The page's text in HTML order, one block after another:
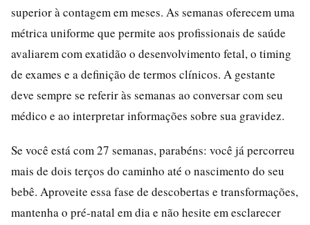
superior à contagem em meses. As semanas oferecem uma
métrica uniforme que permite aos profissionais de saúde
avaliarem com exatidão o desenvolvimento fetal, o timing
de exames e a definição de termos clínicos. A gestante
deve sempre se referir às semanas ao conversar com seu
médico e ao interpretar informações sobre sua gravidez.
Se você está com 27 semanas, parabéns: você já percorreu
mais de dois terços do caminho até o nascimento do seu
bebê. Aproveite essa fase de descobertas e transformações,
mantenha o pré-natal em dia e não hesite em esclarecer